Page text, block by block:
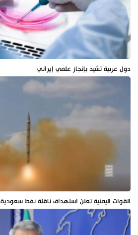
دول عربية تشيد بإنجاز علمي إيراني
القوات اليمنية تعلن استهداف ناقلة نفط سعودية